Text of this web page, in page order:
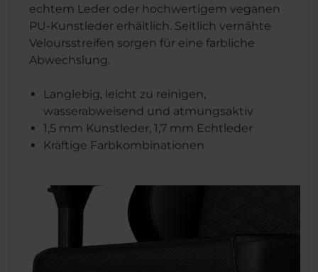
echtem Leder oder hochwertigem veganen
PU-Kunstleder erhältlich. Seitlich vernähte
Veloursstreifen sorgen für eine farbliche
Abwechslung.
Langlebig, leicht zu reinigen,
wasserabweisend und atmungsaktiv
1,5 mm Kunstleder, 1,7 mm Echtleder
Kräftige Farbkombinationen